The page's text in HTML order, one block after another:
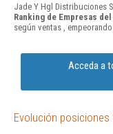
Jade Y Hgl Distribuciones
Ranking de Empresas
según ventas ,
Acceda a
Evolución posiciones